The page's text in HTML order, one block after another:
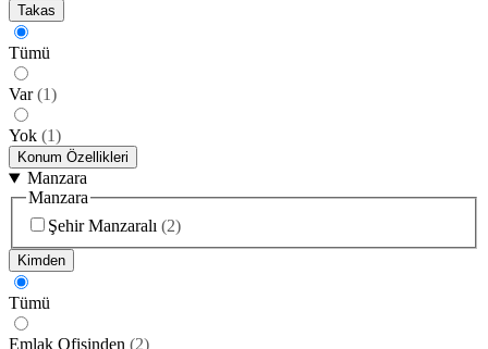
Takas
Tümü
Var (1)
Yok (1)
Konum Özellikleri
Manzara
Manzara
Şehir Manzaralı (2)
Kimden
Tümü
Emlak Ofisinden (2)